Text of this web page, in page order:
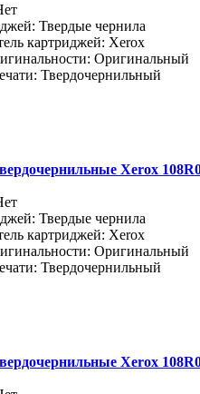
Твердые чернила
картриджей: Xerox
Оригинальный
Твердочернильный
Xerox
Твердые чернила
картриджей: Xerox
Оригинальный
Твердочернильный
Xerox